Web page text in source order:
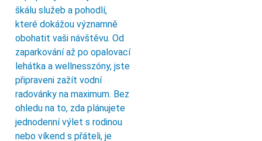
škálu služeb a pohodlí,
které dokážou významně
obohatit vaši návštěvu. Od
zaparkování až po opalovací
lehátka a wellnesszóny, jste
připraveni zažít vodní
radovánky na maximum. Bez
ohledu na to, zda plánujete
jednodenní výlet s rodinou
nebo víkend s přáteli, je